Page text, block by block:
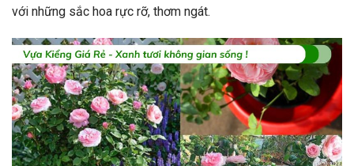
với những sắc hoa rực rỡ, thơm ngát.